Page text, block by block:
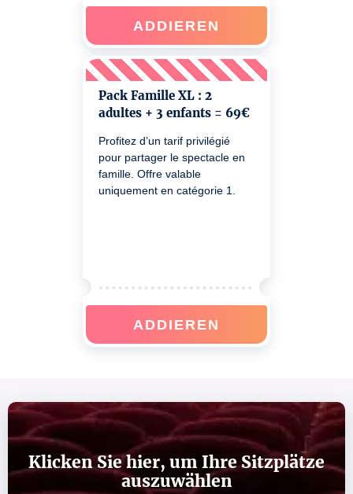
ADDIEREN
Pack Famille XL : 2
adultes + 3 enfants = 69€
Profitez d’un tarif privilégié
pour partager le spectacle en
famille. Offre valable
uniquement en catégorie 1.
ADDIEREN
Klicken Sie hier, um Ihre Sitzplätze
auszuwählen